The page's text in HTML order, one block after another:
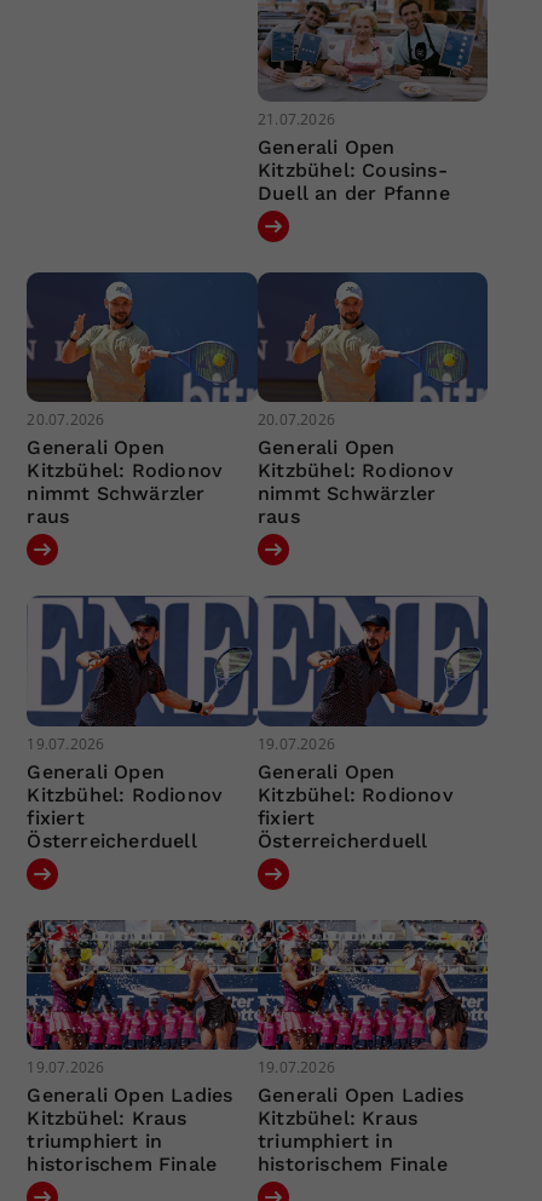
21.07.2026
Generali Open
Kitzbühel: Cousins-
Duell an der Pfanne
20.07.2026
Generali Open
Kitzbühel: Rodionov
nimmt Schwärzler
raus
20.07.2026
Generali Open
Kitzbühel: Rodionov
nimmt Schwärzler
raus
19.07.2026
Generali Open
Kitzbühel: Rodionov
fixiert
Österreicherduell
19.07.2026
Generali Open
Kitzbühel: Rodionov
fixiert
Österreicherduell
19.07.2026
Generali Open Ladies
Kitzbühel: Kraus
triumphiert in
historischem Finale
19.07.2026
Generali Open Ladies
Kitzbühel: Kraus
triumphiert in
historischem Finale